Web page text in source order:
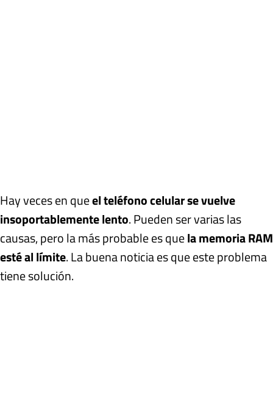
Hay veces en queel teléfono celular se vuelve
insoportablemente lento. Pueden ser varias las
causas, pero la más probable es quela memoria RAM
esté al límite. La buena noticia es que este problema
tiene solución.